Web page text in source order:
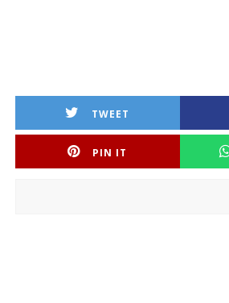
TWEET
PIN IT